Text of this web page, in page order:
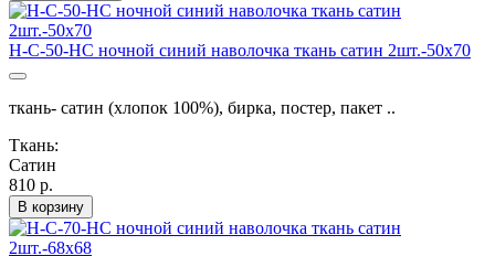
Н-С-50-НС ночной синий наволочка ткань сатин 2шт.-50х70
ткань- сатин (хлопок 100%), бирка, постер, пакет ..
Ткань:
Сатин
810 р.
В корзину